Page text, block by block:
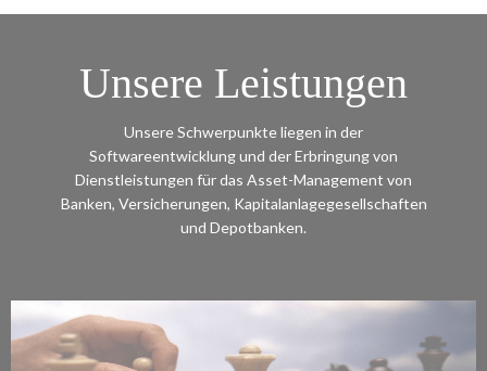
Unsere Leistungen
Unsere Schwerpunkte liegen in der
Softwareentwicklung und der Erbringung von
Dienstleistungen für das Asset-Management von
Banken, Versicherungen, Kapitalanlagegesellschaften
und Depotbanken.